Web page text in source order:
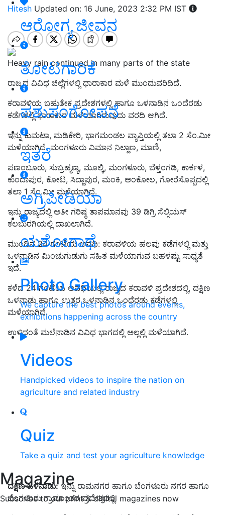
ಆರೋಗ್ಯ ಜೀವನ
ತೋಟಗಾರಿಕೆ
ಪಶುಸಂಗೋಪನೆ
ಇತರೆ
ಅಗ್ರಿಪೀಡಿಯಾ
ಯಶೋಗಾಥೆ
Photo Gallery
We capture the best photos around events,
exhibitions happening across the country
Videos
Handpicked videos to inspire the nation on
agriculture and related industry
Quiz
Take a quiz and test your agriculture knowledge
Magazine
Subscribe to our print & digital magazines now
Hitesh Updated on: 16 June, 2023 2:32 PM IST
Heavy rain continued in many parts of the state
ರಾಜ್ಯದ ವಿವಿಧ ಜಿಲ್ಲೆಗಳಲ್ಲಿ ಧಾರಾಕಾರ ಮಳೆ ಮುಂದುವರಿದಿದೆ.
ಕರಾವಳಿಯ ಬಹುತೇಕ ಪ್ರದೇಶಗಳಲ್ಲಿ ಹಾಗೂ ಒಳನಾಡಿನ ಒಂದೆರಡು
ಕಡೆಗಳಲ್ಲಿ ಧಾರಾಕಾರ ಮಳೆಯಾಗಿರುವುದು ವರದಿ ಆಗಿದೆ.
ಇನ್ನು ಕುಮಟಾ, ಮಡಿಕೇರಿ, ಭಾಗಮಂಡಲ ವ್ಯಾಪ್ತಿಯಲ್ಲಿ ತಲಾ 2 ಸೆಂ.ಮೀ
ಮಳೆಯಾಗಿದೆ. ಮಂಗಳೂರು ವಿಮಾನ ನಿಲ್ದಾಣ, ಮಾಣಿ,
ಪಣಂಬೂರು, ಸುಬ್ರಹ್ಮಣ್ಯ, ಮೂಲ್ಕಿ, ಮಂಗಳೂರು, ಬೆಳ್ತಂಗಡಿ, ಕಾರ್ಕಳ,
ಕುಂದಾಪುರ, ಕೋಟ, ಸಿದ್ದಾಪುರ, ಮಂಕಿ, ಅಂಕೋಲ, ಗೋರೆಸೊಪ್ಪದಲ್ಲಿ
ತಲಾ 1 ಸೆಂ.ಮೀ ಮಳೆಯಾಗಿದೆ.
ಇನ್ನು ರಾಜ್ಯದಲ್ಲಿ ಅತೀ ಗರಿಷ್ಠ ತಾಪಮಾನವು 39 ಡಿಗ್ರಿ ಸೆಲ್ಸಿಯಸ್‌
ಕಲಬುರಗಿಯಲ್ಲಿ ದಾಖಲಾಗಿದೆ.
ಮುಂದಿನ 24 ಗಂಟೆಯ ಅವಧಿ: ಕರಾವಳಿಯ ಹಲವು ಕಡೆಗಳಲ್ಲಿ ಮತ್ತು
ಒಳನಾಡಿನ ಮಿಂಚುಗುಡುಗು ಸಹಿತ ಮಳೆಯಾಗುವ ಬಹಳಷ್ಟು ಸಾಧ್ಯತೆ
ಇದೆ.
ಕಳೆದ 24 ಗಂಟೆಯ ಅವಧಿಯಲ್ಲಿ ರಾಜ್ಯದ ಕರಾವಳಿ ಪ್ರದೇಶದಲ್ಲಿ, ದಕ್ಷಿಣ
ಒಳನಾಡು ಹಾಗೂ ಉತ್ತರ ಒಳನಾಡಿನ ಒಂದೆರಡು ಕಡೆಗಳಲ್ಲಿ
ಮಳೆಯಾಗಿದೆ.
ಉಳಿದಂತೆ ಮಲೆನಾಡಿನ ವಿವಿಧ ಭಾಗದಲ್ಲಿ ಅಲ್ಲಲ್ಲಿ ಮಳೆಯಾಗಿದೆ.
ದಕ್ಷಿಣ ಒಳನಾಡು:ಇನ್ನು ರಾಮನಗರ ಹಾಗೂ ಬೆಂಗಳೂರು ನಗರ ಹಾಗೂ
ಬೆಂಗಳೂರು ಗ್ರಾಮಾಂತರ ಪ್ರದೇಶದಲ್ಲಿ